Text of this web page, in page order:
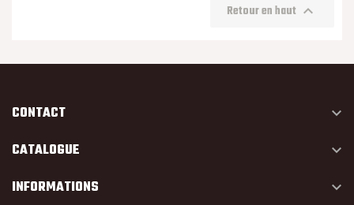
Retour en haut 
CONTACT 
CATALOGUE 
INFORMATIONS 